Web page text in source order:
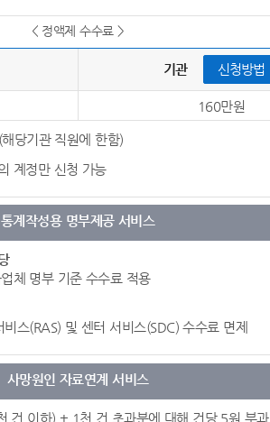
< 정액제 수수료 >
기관 신청방법
160만원
당기관 직원에 한함)
계정만 신청 가능
통계작성용 명부제공 서비스
체 명부 기준 수수료 적용
스(RAS) 및 센터 서비스(SDC) 수수료 면제
사망원인 자료연계 서비스
건 이하) + 1천 건 초과분에 대해 건당 5원 부과